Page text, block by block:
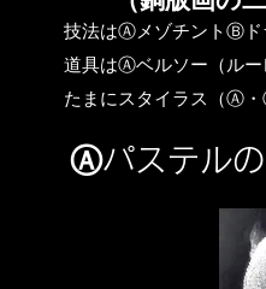
技法はⒶメゾチントⒷド
道具はⒶベルソー（ル
たまにスタイラス（Ⓐ・
Ⓐパステルの